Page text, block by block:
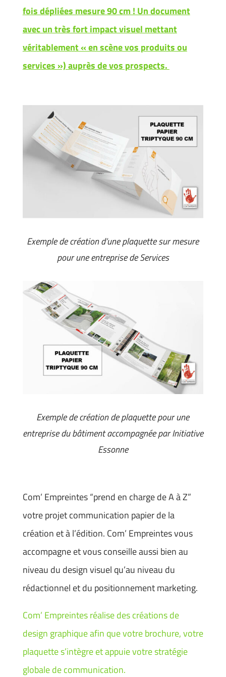
fois dépliées mesure 90 cm ! Un document
avec un très fort impact visuel mettant
véritablement « en scène vos produits ou
services ») auprès de vos prospects.
Exemple de création d’une plaquette sur mesure
pour une entreprise de Services
Exemple de création de plaquette pour une
entreprise du bâtiment accompagnée par Initiative
Essonne
Com’ Empreintes “prend en charge de A à Z”
votre projet communication papier de la
création et à l’édition. Com’ Empreintes vous
accompagne et vous conseille aussi bien au
niveau du design visuel qu’au niveau du
rédactionnel et du positionnement marketing.
Com’ Empreintes réalise des créations de
design graphique afin que votre brochure, votre
plaquette s’intègre et appuie votre stratégie
globale de communication.